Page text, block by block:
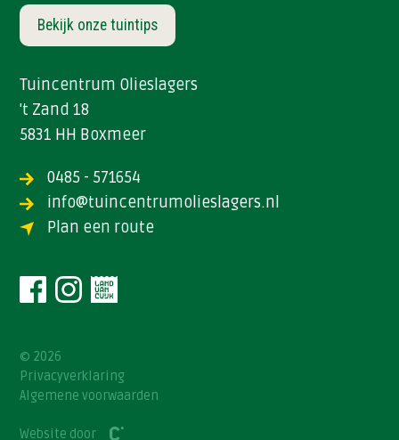
Bekijk onze tuintips
Tuincentrum Olieslagers
't Zand 18
5831 HH Boxmeer
0485 - 571654
info@tuincentrumolieslagers.nl
Plan een route
© 2026
Privacyverklaring
Algemene voorwaarden
Website door